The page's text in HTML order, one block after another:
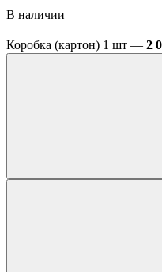
В наличии
Коробка (картон) 1 шт — 2